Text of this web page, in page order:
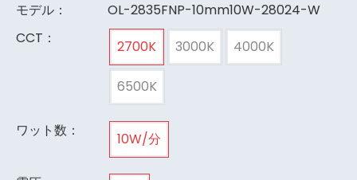
モデル：
OL-2835FNP-10mm10W-28024-W
CCT：
2700K 3000K 4000K
6500K
ワット数： 10W/分